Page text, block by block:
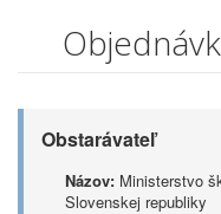
Obstarávateľ
Názov: Ministerstvo
Slovenskej republiky